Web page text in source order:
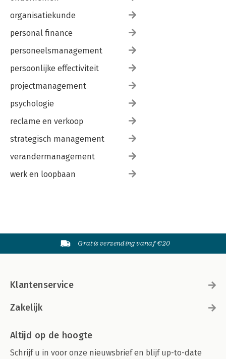
organisatiekunde
personal finance
personeelsmanagement
persoonlijke effectiviteit
projectmanagement
psychologie
reclame en verkoop
strategisch management
verandermanagement
werk en loopbaan
Gratis verzending vanaf €20
Klantenservice
Zakelijk
Altijd op de hoogte
Schrijf u in voor onze nieuwsbrief en blijf up-to-date